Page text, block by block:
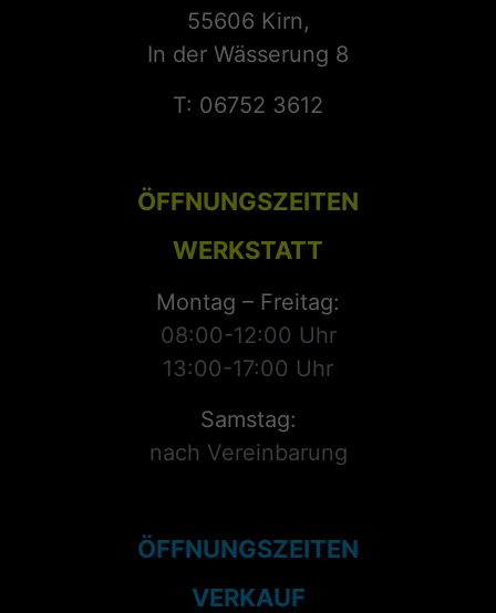
55606 Kirn,
In der Wässerung 8
T: 06752 3612
ÖFFNUNGSZEITEN
WERKSTATT
Montag – Freitag:
08:00-12:00 Uhr
13:00-17:00 Uhr
Samstag:
nach Vereinbarung
ÖFFNUNGSZEITEN
VERKAUF